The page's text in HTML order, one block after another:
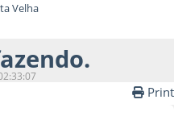
Velha
Print